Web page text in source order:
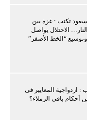
تكتب : غزة بين
الاحتلال يواصل
“الخط الأصفر”
: ازدواجية المعايير فى
أحكام باقى الزملاء؟